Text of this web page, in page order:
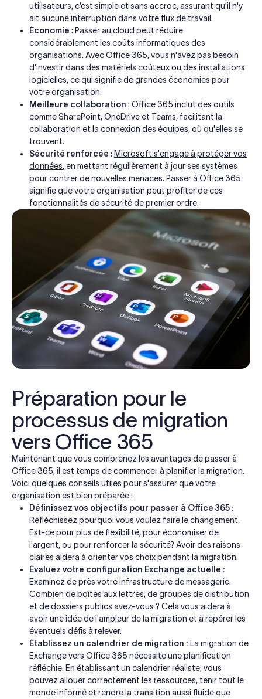
utilisateurs, c’est simple et sans accroc, assurant qu'il n'y
ait aucune interruption dans votre flux de travail.
Économie : Passer au cloud peut réduire
considérablement les coûts informatiques des
organisations. Avec Office 365, vous n'avez pas besoin
d'investir dans des matériels coûteux ou des installations
logicielles, ce qui signifie de grandes économies pour
votre organisation.
Meilleure collaboration : Office 365 inclut des outils
comme SharePoint, OneDrive et Teams, facilitant la
collaboration et la connexion des équipes, où qu'elles se
trouvent.
Sécurité renforcée : Microsoft s'engage à protéger vos
données, en mettant régulièrement à jour ses systèmes
pour contrer de nouvelles menaces. Passer à Office 365
signifie que votre organisation peut profiter de ces
fonctionnalités de sécurité de premier ordre.
Préparation pour le
processus de migration
vers Office 365
Maintenant que vous comprenez les avantages de passer à
Office 365, il est temps de commencer à planifier la migration.
Voici quelques conseils utiles pour s'assurer que votre
organisation est bien préparée :
Définissez vos objectifs pour passer à Office 365 :
Réfléchissez pourquoi vous voulez faire le changement.
Est-ce pour plus de flexibilité, pour économiser de
l'argent, ou pour renforcer la sécurité? Avoir des raisons
claires aidera à orienter vos choix pendant la migration.
Évaluez votre configuration Exchange actuelle :
Examinez de près votre infrastructure de messagerie.
Combien de boîtes aux lettres, de groupes de distribution
et de dossiers publics avez-vous ? Cela vous aidera à
avoir une idée de l'ampleur de la migration et à repérer les
éventuels défis à relever.
Établissez un calendrier de migration : La migration de
Exchange vers Office 365 nécessite une planification
réfléchie. En établissant un calendrier réaliste, vous
pouvez allouer correctement les ressources, tenir tout le
monde informé et rendre la transition aussi fluide que